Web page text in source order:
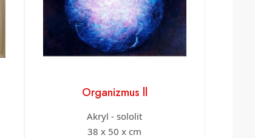
Organizmus ll
Akryl - sololit
38 x 50 x cm